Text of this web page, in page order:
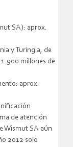
SA): aprox.
y Turingia, de
millones de
aprox.
de atención
Wismut SA aún
2012 solo